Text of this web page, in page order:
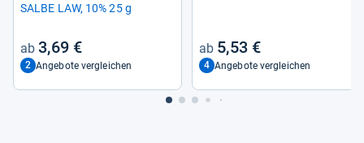
SALBE LAW, 10% 25 g
3,69 €
2 Angebote vergleichen
5,53 €
4 Angebote vergleichen